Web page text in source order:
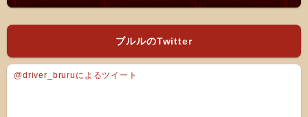
ブルルのTwitter
@driver_bruruによるツイート